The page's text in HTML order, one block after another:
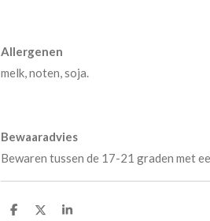
Allergenen
melk, noten, soja.
Bewaaradvies
Bewaren tussen de 17-21 graden met
D
D
S